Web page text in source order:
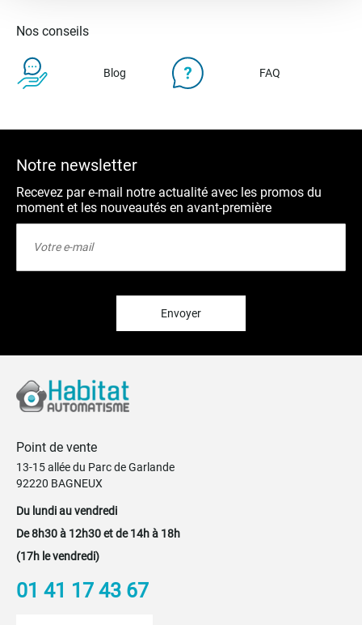
Nos conseils
Blog FAQ
Notre newsletter
Recevez par e-mail notre actualité avec les promos du
moment et les nouveautés en avant-première
Envoyer
Point de vente
13-15 allée du Parc de Garlande
92220 BAGNEUX
Du lundi au vendredi
De 8h30 à 12h30 et de 14h à 18h
(17h le vendredi)
01 41 17 43 67